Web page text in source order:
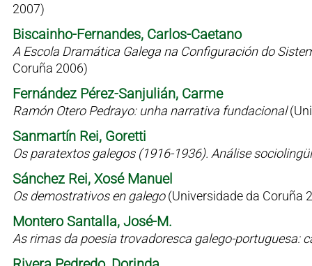
2007)
Biscainho-Fernandes, Carlos-Caetano
A Escola Dramática Galega na Configuración do
Coruña 2006)
Fernández Pérez-Sanjulián, Carme
Ramón Otero Pedrayo: unha narrativa fundacional
Sanmartín Rei, Goretti
Os paratextos galegos (1916-1936). Análise
Sánchez Rei, Xosé Manuel
Os demostrativos en galego(Universidade da Coruña
Montero Santalla, José-M.
As rimas da poesia trovadoresca galego-portuguesa: